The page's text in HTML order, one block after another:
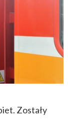
Zostały